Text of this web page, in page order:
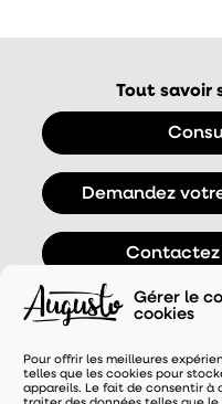
Gérer le
cookies
Pour offrir les meilleures
telles que les cookies pour
appareils. Le fait de consentir à
Tout savoir
Demandez
Contactez